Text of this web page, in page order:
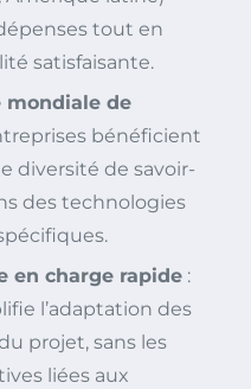
tout en
satisfaisante.
mondiale de
bénéficient
diversité de savoir-
des technologies
en charge rapide :
l’adaptation des
projet, sans les
liées aux